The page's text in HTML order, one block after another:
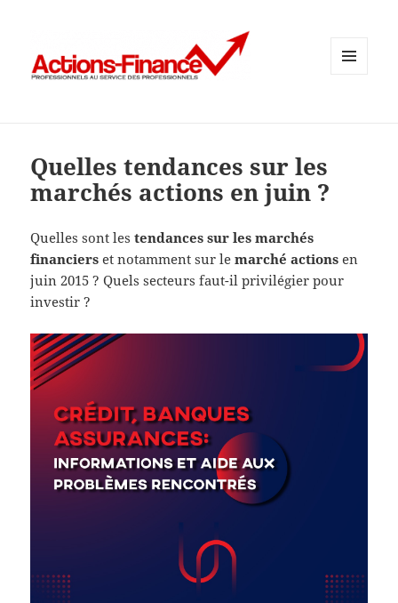
Quelles tendances sur les
marchés actions en juin ?
Quelles sont lestendances sur les marchés
financiers et notamment sur lemarché actions en
juin 2015 ? Quels secteurs faut-il privilégier pour
investir ?